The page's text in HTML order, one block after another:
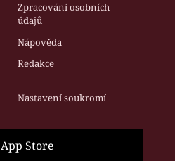
Zpracování osobních
údajů
Nápověda
Redakce
Nastavení soukromí
App Store